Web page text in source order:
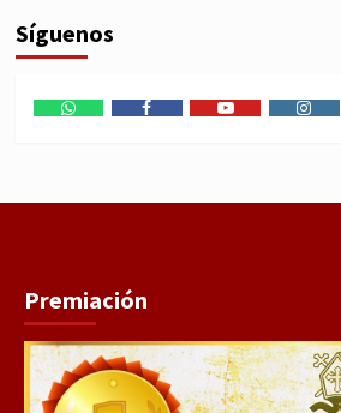
Síguenos
Premiación